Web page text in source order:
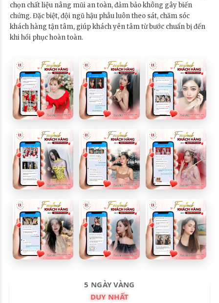
chọn chất liệu nâng mũi an toàn, đảm bảo không gây biến
chứng. Đặc biệt, đội ngũ hậu phẫu luôn theo sát, chăm sóc
khách hàng tận tâm, giúp khách yên tâm từ bước chuẩn bị đến
khi hồi phục hoàn toàn.
5 NGÀY VÀNG
DUY NHẤT